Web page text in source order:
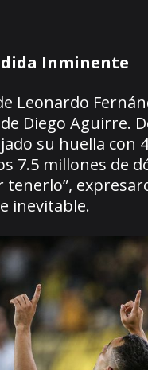
Inminente
Leonardo
Diego Aguirre.
su huella con
7.5 millones de
tenerlo”,
inevitable.